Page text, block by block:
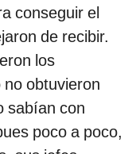
conseguir el
de recibir.
los
obtuvieron
sabían con
poco a poco,